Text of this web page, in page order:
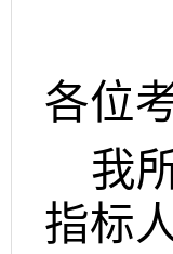
各位
我
指标